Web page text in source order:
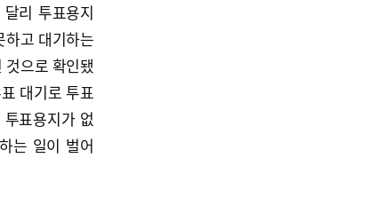
리 투표용지
고 대기하는
으로 확인됐
대기로 투표
표용지가 없
는 일이 벌어